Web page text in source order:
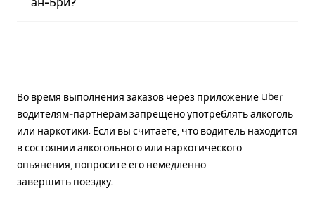
Во время выполнения заказов через приложение Uber
водителям-партнерам запрещено употреблять алкоголь
или наркотики. Если вы считаете, что водитель находится
в состоянии алкогольного или наркотического
опьянения, попросите его немедленно
завершить поездку.